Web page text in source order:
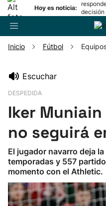
Hoy es noticia:
decisión
Oriamendi
Pelota
Remo
Baloncesto
Inicio Fútbol
Escuchar
DESPEDIDA
Iker
no seguirá
El jugador navarro deja
temporadas y 557
momento con el Athletic.